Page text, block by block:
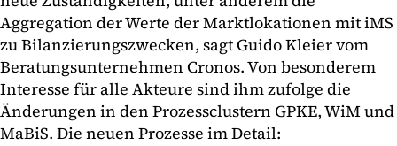
Aggregation der Werte der Marktlokationen mit iMS
zu Bilanzierungszwecken, sagt Guido Kleier vom
Beratungsunternehmen Cronos. Von besonderem
Interesse für alle Akteure sind ihm zufolge die
Änderungen in den Prozessclustern GPKE, WiM und
MaBiS. Die neuen Prozesse im Detail: